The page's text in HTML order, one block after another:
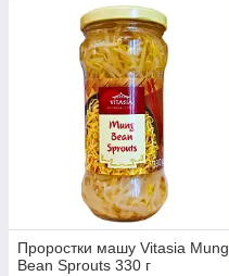
Проростки машу Vitasia Mung
Bean Sprouts 330 г